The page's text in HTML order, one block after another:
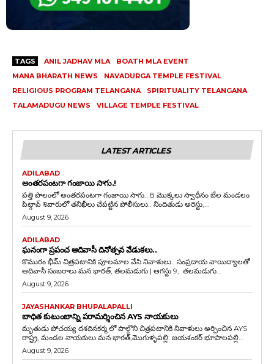
TAGS ANIL JADHAV MLA
BOATH MLA EVENT
MANA BHARATH NEWS
NAVADURGA TEMPLE FESTIVAL
RELIGIOUS PROGRAM TELANGANA
SPIRITUALITY TELANGANA
TALAMADUGU NEWS
VILLAGE TEMPLE FESTIVAL
LATEST ARTICLES
ADILABAD
అంతరపంటగా గంజాయి సాగు.!
పత్తి పొలంలో అంతరపంటగా గంజాయి సాగు.. 8 మొక్కలు స్వాధీనం బేల మండలం
పిట్గావ్ శివారులో తనిఖీలు చేపట్టిన పోలీసులు.. నిందితుడు అరెస్టు,...
August 9, 2026
ADILABAD
ఘనంగా ప్రపంచ ఆదివాసీ దినోత్సవ వేడుకలు..
కొమురం భీమ్ చిత్రపటానికి పూలమాల వేసి నివాళులు.. సంప్రదాయ వాయిద్యాలతో
ఆదివాసీ సంబరాలు మన భారత్, తలమడుగు | ఆగస్టు 9, తలమడుగు...
August 9, 2026
JAYASHANKAR BHUPALAPALLI
బాధిత కుటుంబాన్ని పరామర్శించిన AYS నాయకులు
మృతుడు పోచయ్య దశదినకర్మ లో పాల్గొని చిత్రపటానికి నివాళులు అర్పించిన AYS
రాష్ట్ర, మండల నాయకులు మన భారత్,మొగుళ్ళపల్లి: జయశంకర్ భూపాలపల్లి...
August 9, 2026